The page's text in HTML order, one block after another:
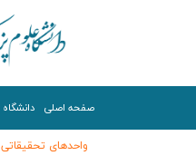
صفحه اصلی دانشگاه
واحدهای تحقیقاتی